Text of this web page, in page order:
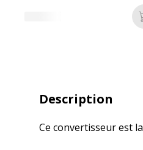
Description
Ce convertisseur est